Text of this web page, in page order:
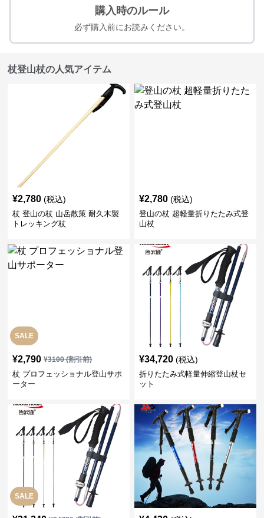
購入時のルール
必ず購入前にお読みください。
杖登山杖の人気アイテム
¥2,780 (税込)
杖 登山の杖 山岳散策 耐久木製
トレッキング杖
¥2,780 (税込)
登山の杖 超軽量折りたたみ式登
山杖
SALE
¥2,790 ¥3100(割引前)
杖 プロフェッショナル登山サポ
ーター
¥34,720 (税込)
折りたたみ式軽量伸縮登山杖セ
ット
SALE